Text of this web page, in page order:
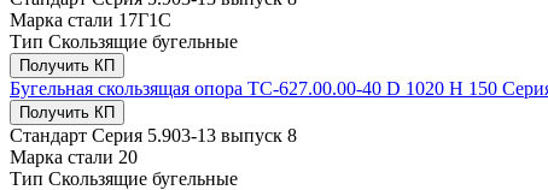
Марка стали 17Г1С
Тип Скользящие бугельные
Получить КП
Бугельная скользящая опора ТС-627.00.00-40 D 1020 Н 150
Получить КП
Стандарт Серия 5.903-13 выпуск 8
Марка стали 20
Тип Скользящие бугельные